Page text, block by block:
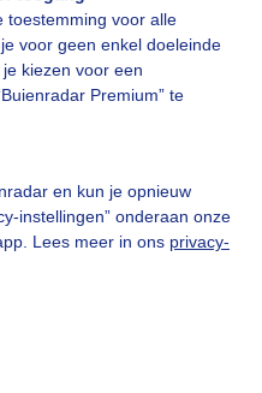
toestemming voor alle
voor geen enkel doeleinde
kiezen voor een
Premium” te
en kun je opnieuw
instellingen” onderaan onze
Lees meer in ons privacy-